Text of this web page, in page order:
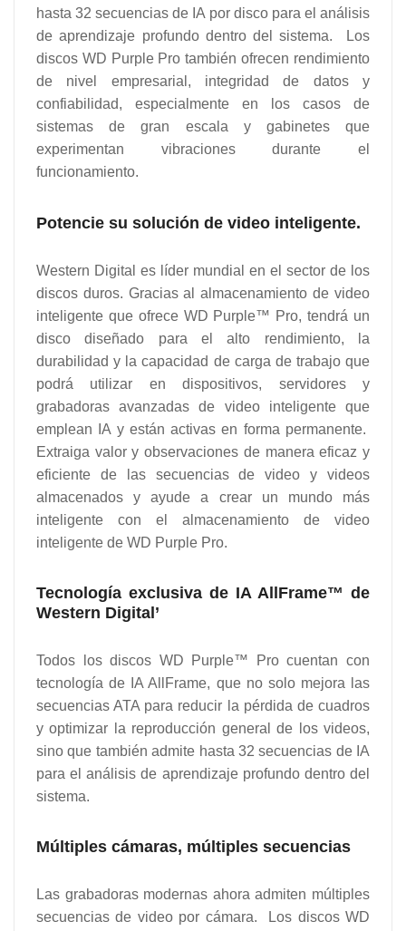
hasta 32 secuencias de IA por disco para el análisis
de aprendizaje profundo dentro del sistema. Los
discos WD Purple Pro también ofrecen rendimiento
de nivel empresarial, integridad de datos y
confiabilidad, especialmente en los casos de
sistemas de gran escala y gabinetes que
experimentan vibraciones durante el
funcionamiento.
Potencie su solución de video inteligente.
Western Digital es líder mundial en el sector de los
discos duros. Gracias al almacenamiento de video
inteligente que ofrece WD Purple™ Pro, tendrá un
disco diseñado para el alto rendimiento, la
durabilidad y la capacidad de carga de trabajo que
podrá utilizar en dispositivos, servidores y
grabadoras avanzadas de video inteligente que
emplean IA y están activas en forma permanente.
Extraiga valor y observaciones de manera eficaz y
eficiente de las secuencias de video y videos
almacenados y ayude a crear un mundo más
inteligente con el almacenamiento de video
inteligente de WD Purple Pro.
Tecnología exclusiva de IA AllFrame™ de
Western Digital’
Todos los discos WD Purple™ Pro cuentan con
tecnología de IA AllFrame, que no solo mejora las
secuencias ATA para reducir la pérdida de cuadros
y optimizar la reproducción general de los videos,
sino que también admite hasta 32 secuencias de IA
para el análisis de aprendizaje profundo dentro del
sistema.
Múltiples cámaras, múltiples secuencias
Las grabadoras modernas ahora admiten múltiples
secuencias de video por cámara. Los discos WD